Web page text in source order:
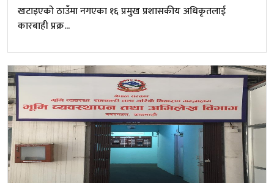
खटाइएको ठाउँमा नगएका १६ प्रमुख प्रशासकीय अधिकृतलाई
कारबाही प्रक्र...